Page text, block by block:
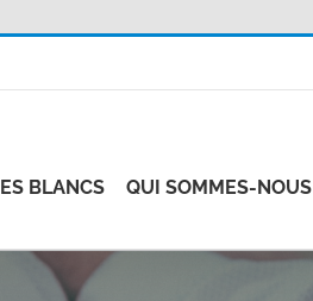
BLANCS QUI SOMMES-NOUS